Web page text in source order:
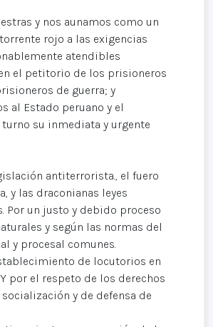
y nos aunamos como un
rojo a las exigencias
atendibles
el petitorio de los prisioneros
de guerra; y
al Estado peruano y el
su inmediata y urgente
antiterrorista., el fuero
y las draconianas leyes
Por un justo y debido proceso
y según las normas del
y procesal comunes.
de locutorios en
por el respeto de los derechos
y de defensa de